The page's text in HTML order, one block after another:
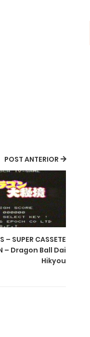
POST ANTERIOR
– SUPER CASSETE
– Dragon Ball Dai
Hikyou